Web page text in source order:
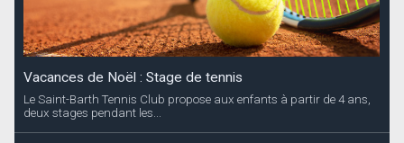
Vacances de Noël : Stage de tennis
Le Saint-Barth Tennis Club propose aux enfants à partir de 4 ans,
deux stages pendant les...